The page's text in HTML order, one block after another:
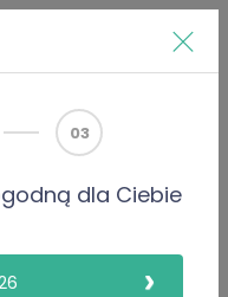
03
dla Ciebie